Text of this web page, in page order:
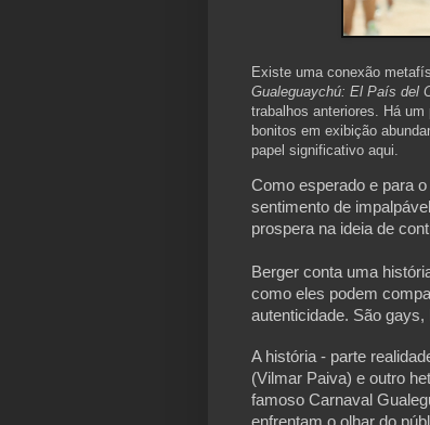
Existe uma conexão
Gualeguaychú: El País del
trabalhos anteriores. Há um
bonitos em exibição
papel significativo aqui.
Como esperado e para
sentimento de
prospera na ideia de
Berger conta uma
como eles podem
autenticidade. São
A história - parte
(Vilmar Paiva) e outro
famoso Carnaval